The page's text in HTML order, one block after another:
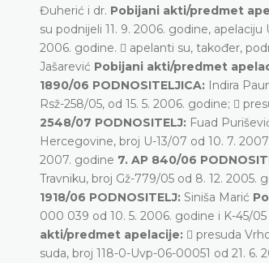
Đuherić i dr. Pobijani akti/predmet
su podnijeli 11. 9. 2006. godine,
2006. godine.  apelanti su, također,
Jašarević Pobijani akti/predmet
1890/06 PODNOSITELJICA: Indira
Rsž-258/05, od 15. 5. 2006. godine; 
2548/07 PODNOSITELJ: Fuad
Hercegovine, broj U-13/07 od 10. 7.
2007. godine 7. AP 840/06
Travniku, broj Gž-779/05 od 8. 12. 2005.
1918/06 PODNOSITELJ: Siniša Marić
000 039 od 10. 5. 2006. godine i K-45/
akti/predmet apelacije:  presuda
suda, broj 118-0-Uvp-06-00051 od 21.